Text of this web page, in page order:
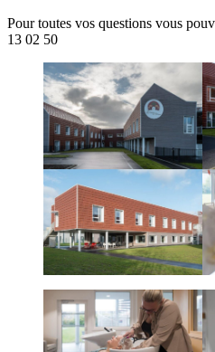
Pour toutes vos questions vous
13 02 50